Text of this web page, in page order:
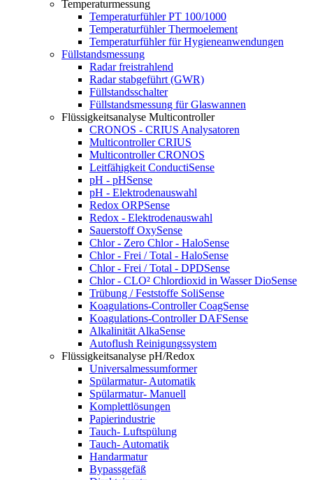
Temperaturmessung
Temperaturfühler PT 100/1000
Temperaturfühler Thermoelement
Temperaturfühler für Hygieneanwendungen
Füllstandsmessung
Radar freistrahlend
Radar stabgeführt (GWR)
Füllstandsschalter
Füllstandsmessung für Glaswannen
Flüssigkeitsanalyse Multicontroller
CRONOS - CRIUS Analysatoren
Multicontroller CRIUS
Multicontroller CRONOS
Leitfähigkeit ConductiSense
pH - pHSense
pH - Elektrodenauswahl
Redox ORPSense
Redox - Elektrodenauswahl
Sauerstoff OxySense
Chlor - Zero Chlor - HaloSense
Chlor - Frei / Total - HaloSense
Chlor - Frei / Total - DPDSense
Chlor - CLO² Chlordioxid in Wasser DioSense
Trübung / Feststoffe SoliSense
Koagulations-Controller CoagSense
Koagulations-Controller DAFSense
Alkalinität AlkaSense
Autoflush Reinigungssystem
Flüssigkeitsanalyse pH/Redox
Universalmessumformer
Spülarmatur- Automatik
Spülarmatur- Manuell
Komplettlösungen
Papierindustrie
Tauch- Luftspülung
Tauch- Automatik
Handarmatur
Bypassgefäß